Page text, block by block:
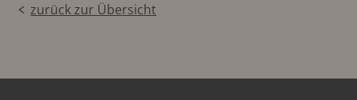
zurück zur Übersicht